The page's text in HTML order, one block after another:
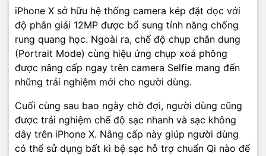
iPhone X sở hữu hệ thống camera kép đặt dọc với
độ phân giải 12MP được bổ sung tính năng chống
rung quang học. Ngoài ra, chế độ chụp chân dung
(Portrait Mode) cùng hiệu ứng chụp xoá phông
được nâng cấp ngay trên camera Selfie mang đến
những trải nghiệm mới cho người dùng.
Cuối cùng sau bao ngày chờ đợi, người dùng cũng
được trải nghiệm chế độ sạc nhanh và sạc không
dây trên iPhone X. Nâng cấp này giúp người dùng
có thể sử dụng bất kì bệ sạc hỗ trợ chuẩn Qi nào để